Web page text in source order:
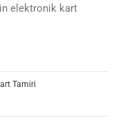
elektronik kart
Tamiri